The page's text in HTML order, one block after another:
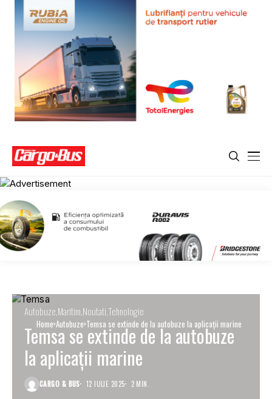
Home Autobuze Temsa se extinde de la autobuze la aplicații marine
Autobuze Maritim Noutati Tehnologie
Temsa se extinde de la autobuze
la aplicații marine
CARGO & BUS 12 IULIE 2025 2 MIN.